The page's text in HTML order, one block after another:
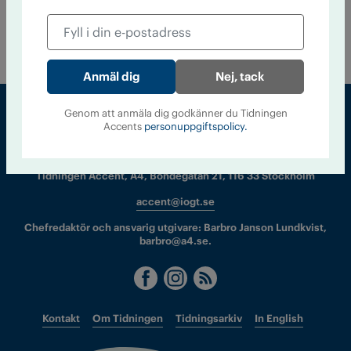
och dricker alkohol redan vid lunch. Av dem som åker fast
väljer numera 30 procent att använda alkolås istället för att
få körkortet indraget.
Tidningen Accent, A4, Bondegatan 21, 116 33 Stockholm
accent@iogt.se
Chefredaktör och ansvarig utgivare: Barbro Janson Lundkvist,
barbro@a4.se.
Kontakt Om Tidningen Tidningsarkiv In English
Nej, tack
Genom att anmäla dig godkänner du Tidningen
Accents personuppgiftspolicy.